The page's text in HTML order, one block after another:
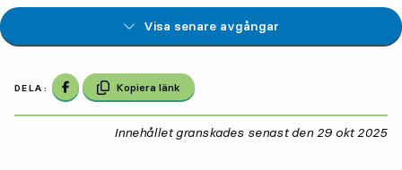
Visa senare avgångar
DELA: Dela på Facebook
Kopiera länk
Innehållet granskades senast den 29 okt 2025